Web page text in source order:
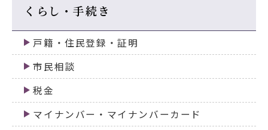
くらし・手続き
戸籍・住民登録・証明
市民相談
税金
マイナンバー・マイナンバーカード